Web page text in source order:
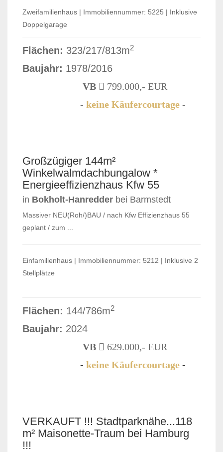
Zweifamilienhaus | Immobiliennummer: 5225 | Inklusive
Doppelgarage
Flächen: 323/217/813m2
Baujahr: 1978/2016
VB
799.000,- EUR
- keine Käufercourtage -
RESERVIERT
Großzügiger 144m²
Winkelwalmdachbungalow *
Energieeffizienzhaus Kfw 55
in Bokholt-Hanredder bei Barmstedt
Massiver NEU(Roh/)BAU / nach Kfw Effizienzhaus 55
geplant / zum ...
Einfamilienhaus | Immobiliennummer: 5212 | Inklusive 2
Stellplätze
Flächen: 144/786m2
Baujahr: 2024
VB
629.000,- EUR
- keine Käufercourtage -
VERKAUFT !!! Stadtparknähe...118
m² Maisonette-Traum bei Hamburg
!!!